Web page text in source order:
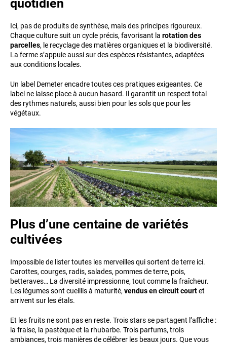
quotidien
Ici, pas de produits de synthèse, mais des principes rigoureux.
Chaque culture suit un cycle précis, favorisant la rotation des
parcelles, le recyclage des matières organiques et la biodiversité.
La ferme s’appuie aussi sur des espèces résistantes, adaptées
aux conditions locales.
Un label Demeter encadre toutes ces pratiques exigeantes. Ce
label ne laisse place à aucun hasard. Il garantit un respect total
des rythmes naturels, aussi bien pour les sols que pour les
végétaux.
Plus d’une centaine de variétés
cultivées
Impossible de lister toutes les merveilles qui sortent de terre ici.
Carottes, courges, radis, salades, pommes de terre, pois,
betteraves… La diversité impressionne, tout comme la fraîcheur.
Les légumes sont cueillis à maturité, vendus en circuit courtet
arrivent sur les étals.
Et les fruits ne sont pas en reste. Trois stars se partagent l’affiche :
la fraise, la pastèque et la rhubarbe. Trois parfums, trois
ambiances, trois manières de célébrer les beaux jours. Que vous